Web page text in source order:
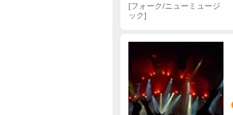
フォーク/ニューミュージ
ック